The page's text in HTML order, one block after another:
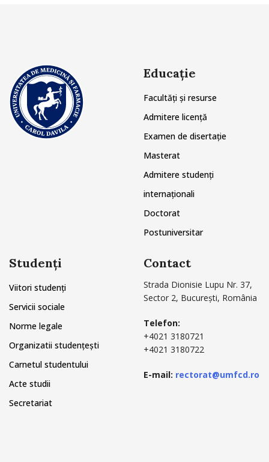
Educație
Facultăți și resurse
Admitere licență
Examen de disertație
Masterat
Admitere studenți
internaționali
Doctorat
Postuniversitar
Studenți
Viitori studenți
Servicii sociale
Norme legale
Organizatii studențești
Carnetul studentului
Acte studii
Secretariat
Contact
Strada Dionisie Lupu Nr. 37,
Sector 2, București, România
Telefon:
+4021 3180721
+4021 3180722
E-mail: rectorat@umfcd.ro